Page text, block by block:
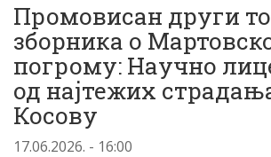
Промовисан други
зборника о
погрому: Научно
од најтежих
Косову
17.06.2026. - 16:00